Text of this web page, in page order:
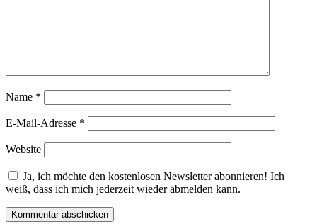
Name *
E-Mail-Adresse *
Website
Ja, ich möchte den kostenlosen Newsletter abonnieren! Ich
weiß, dass ich mich jederzeit wieder abmelden kann.